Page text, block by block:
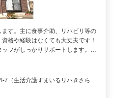
す。主に食事介助、リハビリ等の
格や経験はなくても大丈夫です！
ッフがしっかりサポートします。…
7（生活介護すまいるリハきさら